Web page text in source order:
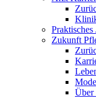
Praktisches
Zukunft
Über